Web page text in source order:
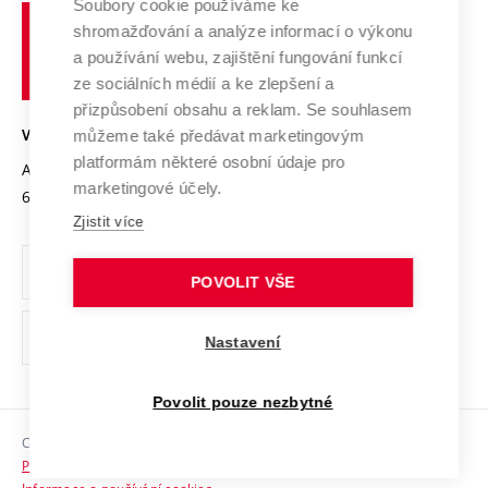
Výzkumné infrastruktury
Transfer znalostí
Open Science
Projekty
Projekty ze strukturálních fondů
Specifický výzkum
Spolupráce se školami
Služby univerzity
Mezinárodní dohody
Univerzitní sítě
Udržitelná univerzita
Podnikavá univerzita / ContriBUTe
Bezpečná univerzita
Vyznamenání
Organizační struktura
Ochrana osobních údajů
odkaz)
Sociální bezpečí
HR Award
učení
technické
VYSOKÉ UČENÍ TECHNICKÉ V BRNĚ
Antonínská 548/1
602 00 Brno
www.vut.cz
vut@vutbr.cz
Copyright © 2026 VUT
Prohlášení o přístupnosti
Soubory cookie používáme ke
shromažďování a analýze informací o výkonu
a používání webu, zajištění fungování funkcí
ze sociálních médií a ke zlepšení a
přizpůsobení obsahu a reklam. Se souhlasem
můžeme také předávat marketingovým
platformám některé osobní údaje pro
marketingové účely.
Zjistit více
POVOLIT VŠE
Nastavení
Povolit pouze nezbytné